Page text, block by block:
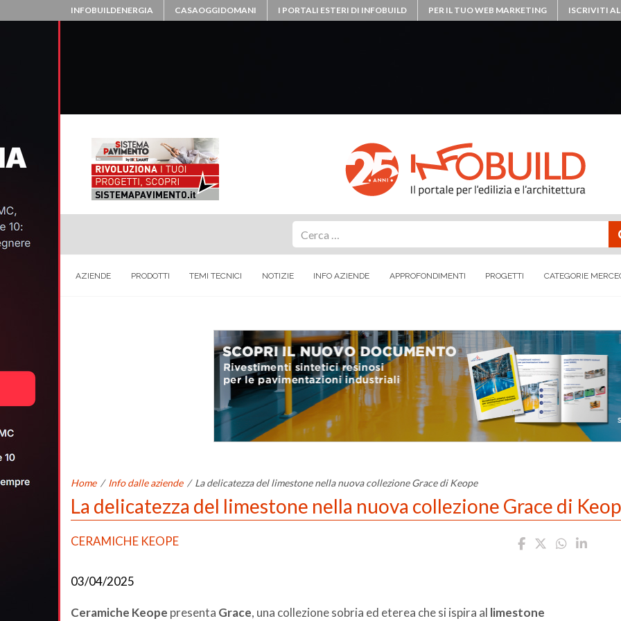
INFOBUILDENERGIA CASAOGGIDOMANI I PORTALI ESTERI DI INFOBUILD PER IL TUO WEB MARKETING ISCRIVITI
AZIENDE PRODOTTI TEMI TECNICI NOTIZIE INFO AZIENDE APPROFONDIMENTI PROGETTI CATEGORIE
Home / Info dalle aziende / La delicatezza del limestone nella nuova collezione Grace di Keope
La delicatezza del limestone nella nuova collezione Grace di
CERAMICHE KEOPE
03/04/2025
Ceramiche Keope presenta Grace, una collezione sobria ed eterea che si ispira al limestone